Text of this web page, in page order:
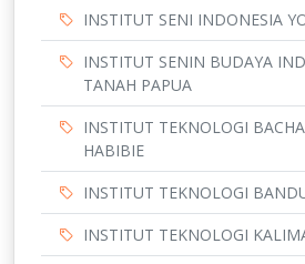
INSTITUT SENI INDONESIA
INSTITUT SENIN BUDAYA
TANAH PAPUA
INSTITUT TEKNOLOGI
HABIBIE
INSTITUT TEKNOLOGI
INSTITUT TEKNOLOGI